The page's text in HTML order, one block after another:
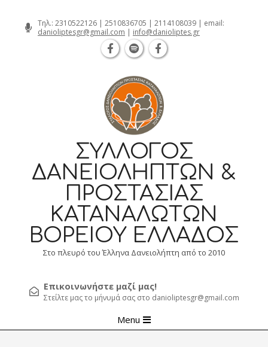
Τηλ.: 2310522126 | 2510836705 | 2114108039 | email:
danioliptesgr@gmail.com | info@danioliptes.gr
ΣΎΛΛΟΓΟΣ
ΔΑΝΕΙΟΛΗΠΤΏΝ &
ΠΡΟΣΤΑΣΊΑΣ
ΚΑΤΑΝΑΛΩΤΏΝ
ΒΟΡΕΊΟΥ ΕΛΛΆΔΟΣ
Στο πλευρό του Έλληνα Δανειολήπτη από το 2010
Επικοινωνήστε μαζί μας!
Στείλτε μας το μήνυμά σας στο danioliptesgr@gmail.com
Navigation
Menu